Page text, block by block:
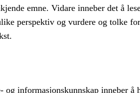
emne. Vidare inneber det å
perspektiv og vurdere og tolke
og informasjonskunnskap inneber å